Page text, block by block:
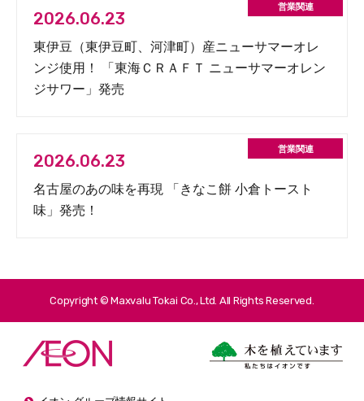
2026.06.23
東伊豆（東伊豆町、河津町）産ニューサマーオレ
ンジ使用！ 「東海ＣＲＡＦＴ ニューサマーオレン
ジサワー」発売
2026.06.23
名古屋のあの味を再現 「きなこ餅 小倉トースト
味」発売！
Copyright © Maxvalu Tokai Co., Ltd. All Rights Reserved.